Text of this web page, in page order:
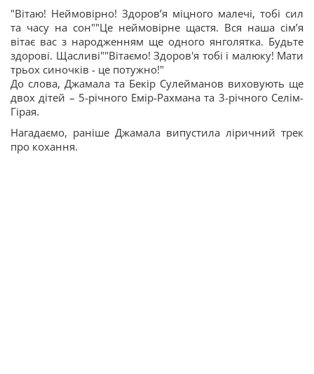
"Вітаю! Неймовірно! Здоровʼя міцного малечі, тобі сил
та часу на сон""Це неймовірне щастя. Вся наша сімʼя
вітає вас з народженням ще одного янголятка. Будьте
здорові. Щасливі""Вітаємо! Здоров'я тобі і малюку! Мати
трьох синочків - це потужно!"
До слова, Джамала та Бекір Сулейманов виховують ще
двох дітей – 5-річного Емір-Рахмана та 3-річного Селім-
Гірая.
Нагадаємо, раніше Джамала випустила ліричний трек
про кохання.